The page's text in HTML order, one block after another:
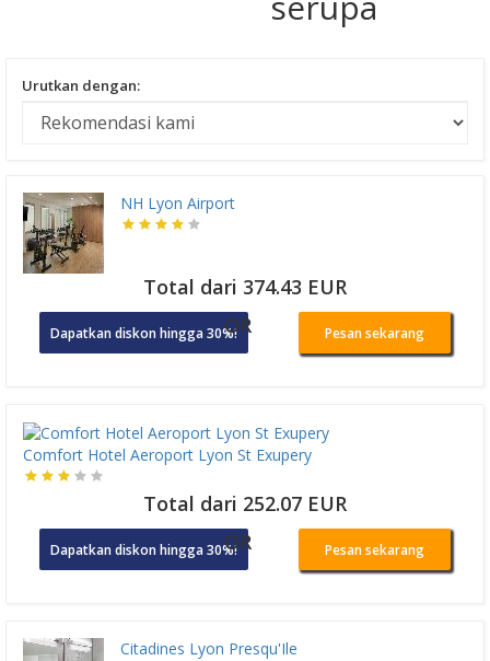
Urutkan dengan:
NH Lyon Airport
Total dari 374.43 EUR
Dapatkan diskon hingga 30%!OR Pesan sekarang
Comfort Hotel Aeroport Lyon St Exupery
Total dari 252.07 EUR
Dapatkan diskon hingga 30%!OR Pesan sekarang
Citadines Lyon Presqu'Ile